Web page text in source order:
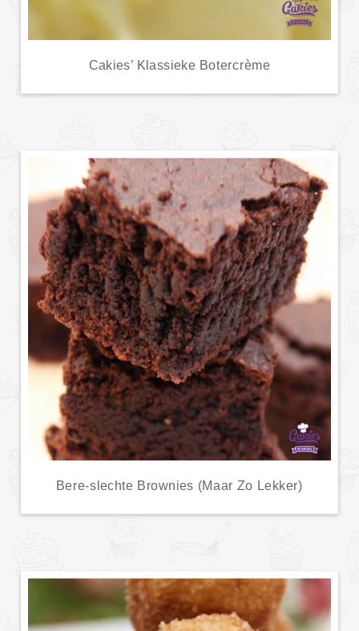
Cakies’ Klassieke Botercrème
Bere-slechte Brownies (Maar Zo Lekker)